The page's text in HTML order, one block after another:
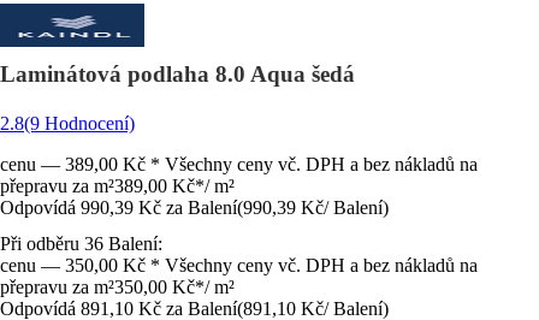
Laminátová podlaha 8.0 Aqua šedá
2.8(9 Hodnocení)
cenu — 389,00 Kč * Všechny ceny vč. DPH a bez nákladů na
přepravu za m²389,00 Kč*/ m²
Odpovídá 990,39 Kč za Balení(990,39 Kč/ Balení)
Při odběru 36 Balení:
cenu — 350,00 Kč * Všechny ceny vč. DPH a bez nákladů na
přepravu za m²350,00 Kč*/ m²
Odpovídá 891,10 Kč za Balení(891,10 Kč/ Balení)